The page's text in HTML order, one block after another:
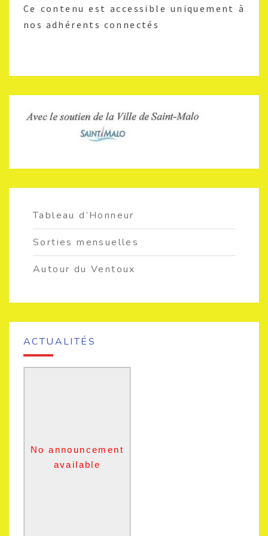
Ce contenu est accessible uniquement à
nos adhérents connectés
Tableau d’Honneur
Sorties mensuelles
Autour du Ventoux
ACTUALITÉS
No announcement
available